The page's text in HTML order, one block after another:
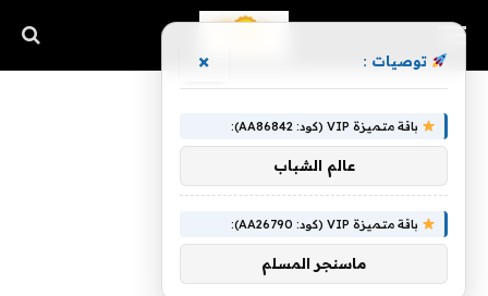
توصيات : ×
باقة متميزة VIP (كود: AA86842):
عالم الشباب
باقة متميزة VIP (كود: AA26790):
ماسنجر المسلم